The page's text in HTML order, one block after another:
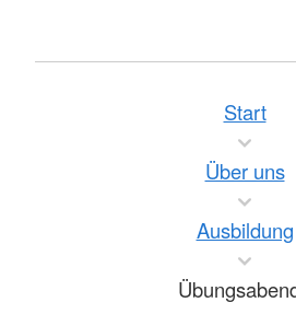
Start
Über uns
Ausbildung